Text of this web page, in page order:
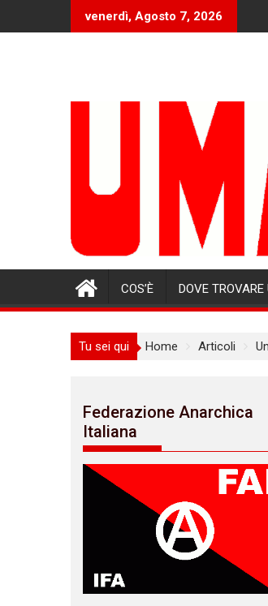
venerdì, Agosto 7, 2026
COS’È DOVE
Tu sei qui Home Articoli
Federazione Anarchica
Italiana